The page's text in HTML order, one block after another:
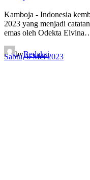
Kamboja - Indonesia
2023 yang menjadi
emas oleh Odekta
byRedaksi
Sabtu, 6 Mei 2023